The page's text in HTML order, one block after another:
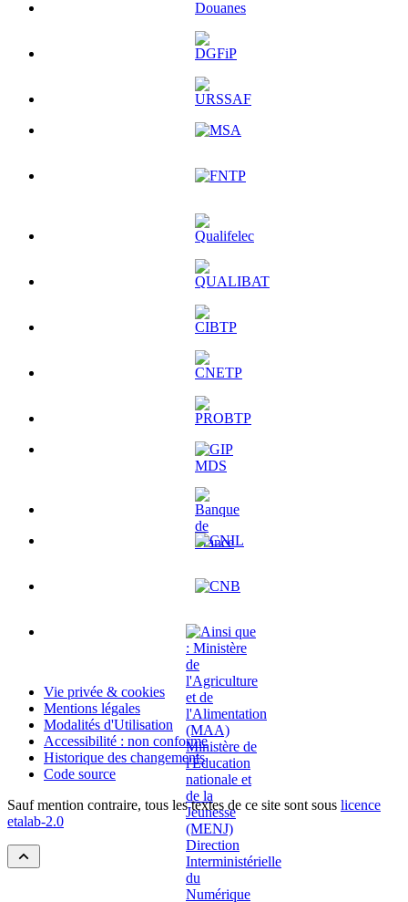
Vie privée & cookies
Mentions légales
Modalités d'Utilisation
Accessibilité : non conforme
Historique des changements
Code source
Sauf mention contraire, tous les textes de ce site sont sous licence
etalab-2.0